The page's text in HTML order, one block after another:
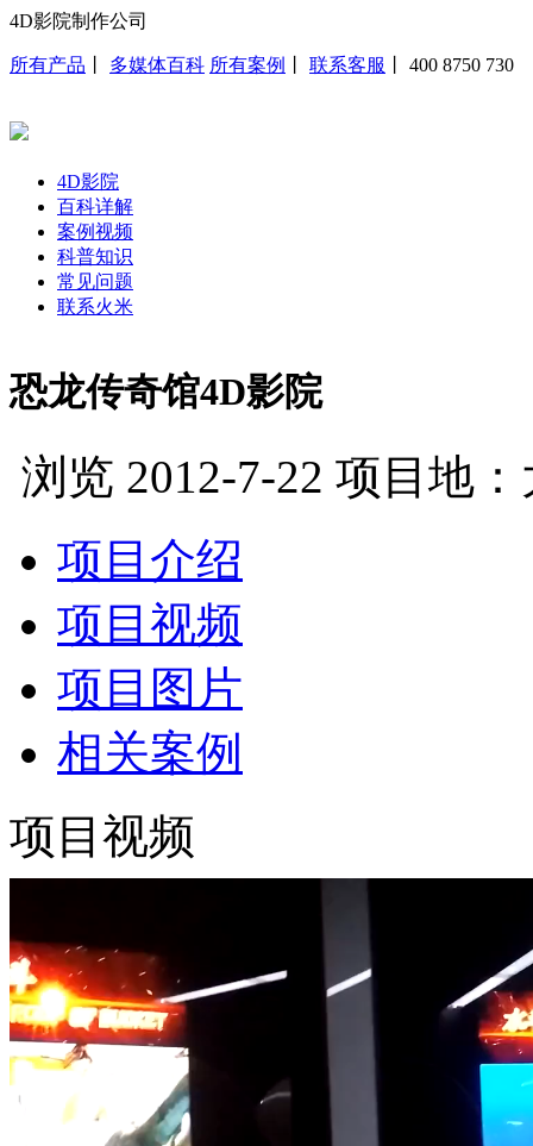
4D影院制作公司
所有产品 多媒体百科 所有案例 联系客服 400 8750 730
4D影院
百科详解
案例视频
科普知识
常见问题
联系火米
恐龙传奇馆4D影院
浏览 2012-7-22 项目地：
项目介绍
项目视频
项目图片
相关案例
项目视频